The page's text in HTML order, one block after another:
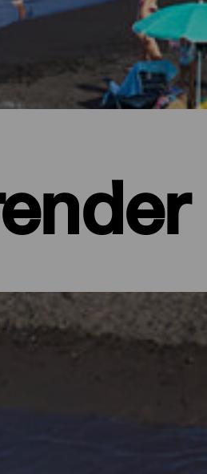
hvor du finner din egen